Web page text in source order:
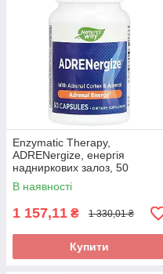
Enzymatic Therapy,
ADRENergize, енергія
надниркових залоз, 50
капсул, оригінал
В наявності
1 157,11 ₴ 1 330,01 ₴
Купити